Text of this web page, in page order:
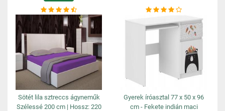
Sötét lila sztreccs ágyneműk
Szélessé 200 cm | Hossz: 220
Gyerek íróasztal 77 x 50 x 96
cm - Fekete indián maci